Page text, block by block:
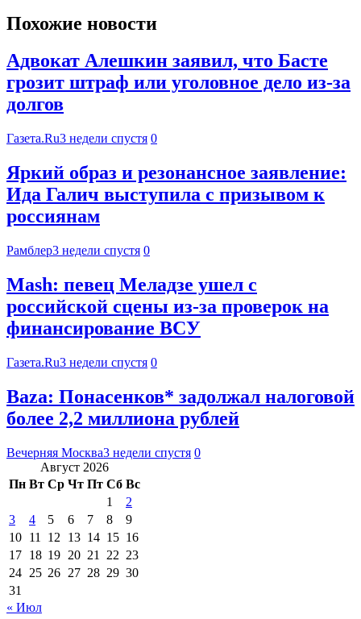
Похожие новости
Адвокат Алешкин заявил, что Басте
грозит штраф или уголовное дело из-за
долгов
Газета.Ru3 недели спустя 0
Яркий образ и резонансное заявление:
Ида Галич выступила с призывом к
россиянам
Рамблер3 недели спустя 0
Mash: певец Меладзе ушел с
российской сцены из-за проверок на
финансирование ВСУ
Газета.Ru3 недели спустя 0
Baza: Понасенков* задолжал налоговой
более 2,2 миллиона рублей
Вечерняя Москва3 недели спустя 0
Август 2026
Пн Вт Ср Чт Пт Сб Вс
1
2
3
4 5 6 7 8
9
10 11 12 13 14 15 16
17 18 19 20 21 22 23
24 25 26 27 28 29 30
31
« Июл